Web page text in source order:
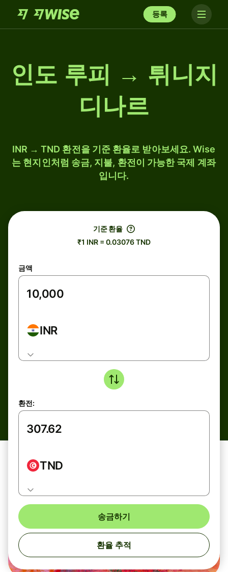
등록
인도 루피 → 튀니지
디나르
INR → TND 환전을 기준 환율로 받아보세요. Wise
는 현지인처럼 송금, 지불, 환전이 가능한 국제 계좌
입니다.
기준 환율
₹1 INR = 0.03076 TND
금액
INR
환전:
TND
송금하기
환율 추적